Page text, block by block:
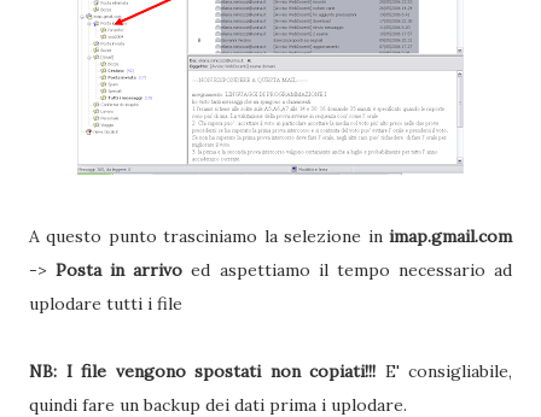
A questo punto trasciniamo la selezione in imap.gmail.com
->Posta in arrivo ed aspettiamo il tempo necessario ad
uplodare tutti i file
NB: I file vengono spostati non copiati!!! E' consigliabile,
quindi fare un backup dei dati prima i uplodare.